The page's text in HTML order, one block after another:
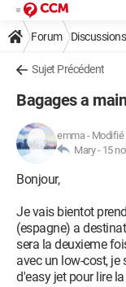
Forum
Sujet Précédent
Bagages a
emma- Modifié
Mary - 15
Bonjour,
Je vais bientot
(espagne) a
sera la deuxieme
avec un low-cost, je
d'easy jet pour lire